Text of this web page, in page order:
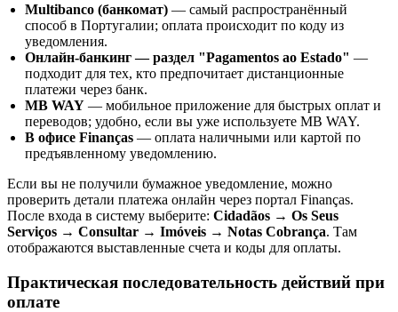
Multibanco (банкомат) — самый распространённый
способ в Португалии; оплата происходит по коду из
уведомления.
Онлайн-банкинг — раздел "Pagamentos ao Estado" —
подходит для тех, кто предпочитает дистанционные
платежи через банк.
MB WAY — мобильное приложение для быстрых оплат и
переводов; удобно, если вы уже используете MB WAY.
В офисе Finanças — оплата наличными или картой по
предъявленному уведомлению.
Если вы не получили бумажное уведомление, можно
проверить детали платежа онлайн через портал Finanças.
После входа в систему выберите: Cidadãos → Os Seus
Serviços → Consultar → Imóveis → Notas Cobrança. Там
отображаются выставленные счета и коды для оплаты.
Практическая последовательность действий при
оплате